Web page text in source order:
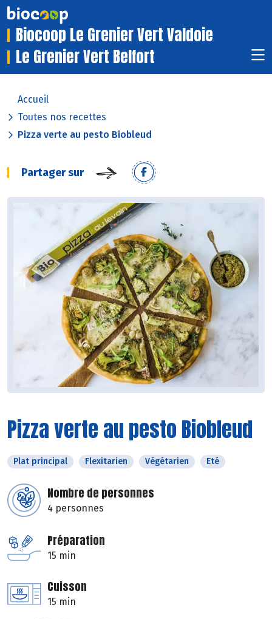
Biocoop Le Grenier Vert Valdoie
Le Grenier Vert Belfort
Accueil
Toutes nos recettes
Pizza verte au pesto Biobleud
Partager sur
Pizza verte au pesto Biobleud
Plat principal Flexitarien Végétarien Eté
Nombre de personnes
4 personnes
Préparation
15 min
Cuisson
15 min